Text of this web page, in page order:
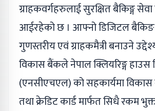
ग्राहकवर्गहरुलाई सुरक्षित बैकिङ्ग सेवा
आईरहेको छ । आफ्नो डिजिटल
गुणस्तरीय एवं ग्राहकमैत्री बनाउने
विकास बैंकले नेपाल क्लियरिङ्ग हाउस
(एनसीएचएल) को सहकार्यमा
तथा क्रेडिट कार्ड मार्फत सिधै रकम